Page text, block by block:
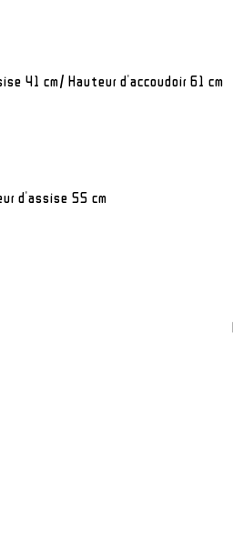
41 cm/ Hauteur d'accoudoir 61 cm
d'assise 55 cm